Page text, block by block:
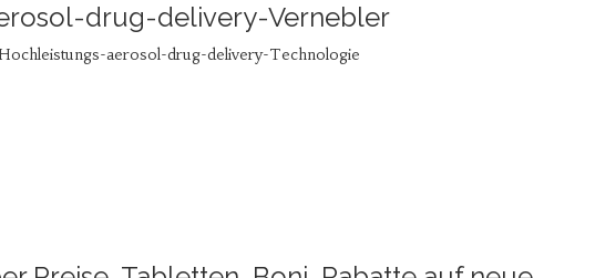
drug-delivery-Vernebler
aerosol-drug-delivery-Technologie